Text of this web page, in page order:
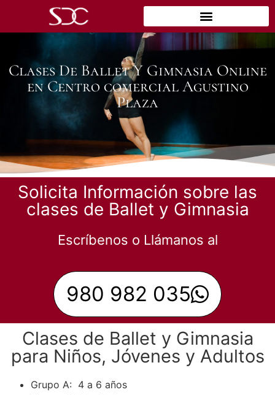
Clases De Ballet Y Gimnasia Online
en Centro comercial Agustino
Plaza
Solicita Información sobre las
clases de Ballet y Gimnasia
Escríbenos o Llámanos al
980 982 035
Clases de Ballet y Gimnasia
para Niños, Jóvenes y Adultos
Grupo A: 4 a 6 años